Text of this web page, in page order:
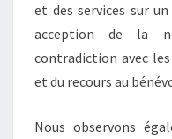
et des services sur
acception de la
contradiction avec
et du recours au
Nous observons